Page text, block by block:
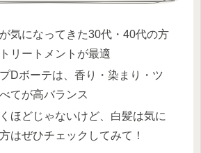
気になってきた30代・40代の方
リートメントが最適
Dボーテは、香り・染まり・ツ
てが高バランス
ほどじゃないけど、白髪は気に
はぜひチェックしてみて！